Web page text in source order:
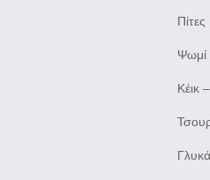
Πίτες
Ψωμί
Κέικ
Γλυκά